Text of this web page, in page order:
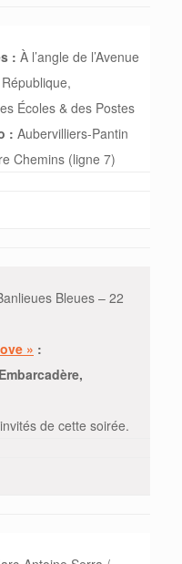
: À l’angle de l’Avenue
Écoles & des Postes
: Aubervilliers-Pantin
Chemins (ligne 7)
Bleues – 22
» :
de cette soirée.